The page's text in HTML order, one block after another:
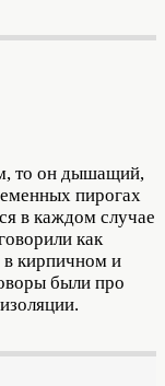
то он дышащий,
пирогах
в каждом случае
как
кирпичном и
были про